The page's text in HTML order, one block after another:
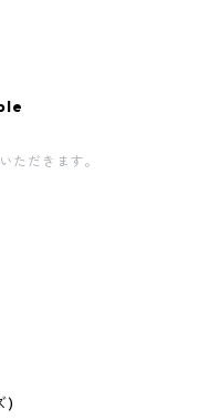
ただきます。
)